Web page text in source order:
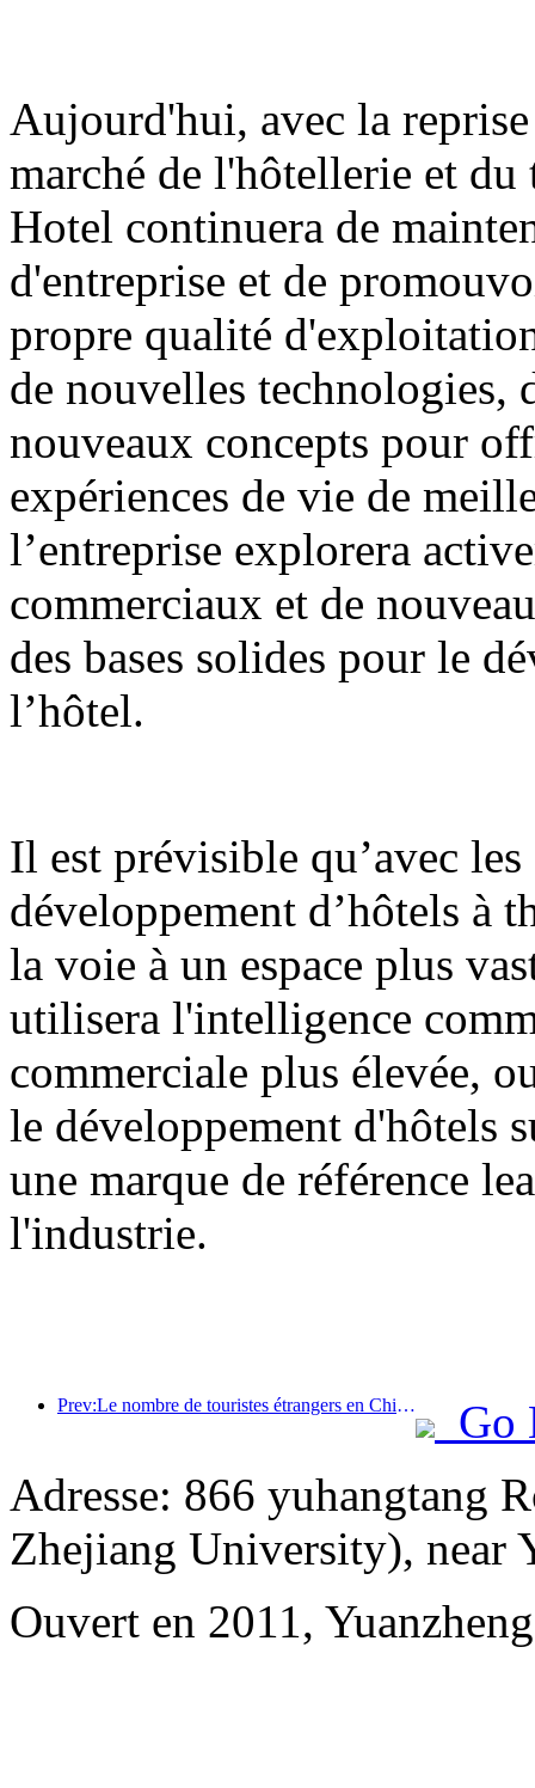
Aujourd'hui, avec la
marché de l'hôtellerie et
Hotel continuera de
d'entreprise et de
propre qualité
de nouvelles technologies,
nouveaux concepts pour
expériences de vie de
l’entreprise explorera
commerciaux et de
des bases solides pour le
l’hôtel.
Il est prévisible qu’avec
développement d’hôtels à
la voie à un espace plus
utilisera l'intelligence
commerciale plus élevée,
le développement d'hôtels
une marque de référence
l'industrie.
Prev:Le nombre de touristes étrangers en Chine a augmenté de 40 % au premier trimestre
Go
Adresse: 866 yuhangtang
Zhejiang University), near
Ouvert en 2011,